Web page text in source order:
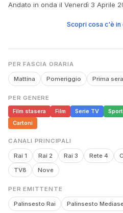
Andato in onda il Venerdì 3 Aprile
Scopri cosa c'è in
PER FASCIA ORARIA
Mattina Pomeriggio Prima
PER GENERE
Film stasera
Film Serie TV Sport
Cartoni
CANALI PRINCIPALI
Rai 1 Rai 2 Rai 3 Rete 4
TV8
Nove
PER EMITTENTE
Palinsesto Rai Palinsesto